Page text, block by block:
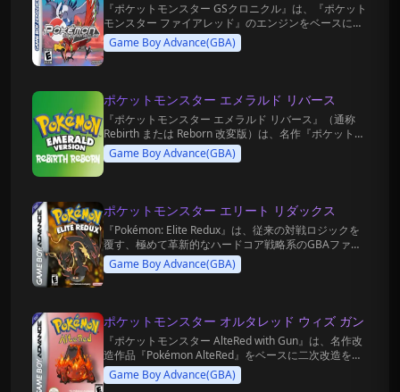
『ポケットモンスター GSクロニクル』は、『ポケット
モンスター ファイアレッド』のエンジンをベースに制
作された、社会現象級のクオリティを誇る伝説の改造
作品です。
Game Boy Advance(GBA)
ポケットモンスター エメラルド リバース
『ポケットモンスター エメラルド リバース』（通称
Rebirth または Reborn 改変版）は、名作『ポケットモ
ンスター エメラルド』をベースに、全方位的な現代化
アップデートと高難易度な再構築を施したハードコア
Game Boy Advance(GBA)
ポケットモンスター エリート リダックス
『Pokémon: Elite Redux』は、従来の対戦ロジックを
覆す、極めて革新的なハードコア戦略系のGBAファン
メイド改変（ROMハック）ゲームです。
Game Boy Advance(GBA)
ポケットモンスター オルタレッド ウィズ ガン
『ポケットモンスター AlteRed with Gun』は、名作改
造作品『Pokémon AlteRed』をベースに二次改造を施
した、極めてシュールでナンセンスなバカゲー路線の
二次創作ゲームです。
Game Boy Advance(GBA)